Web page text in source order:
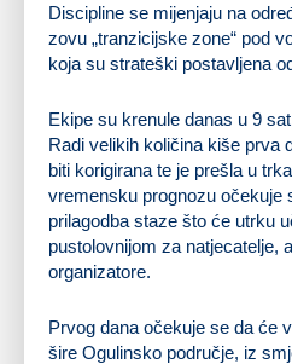
Discipline se mijenjaju na
zovu „tranzicijske zone“ pod
koja su strateški postavljena
Ekipe su krenule danas u 9
Radi velikih količina kiše prva
biti korigirana te je prešla u
vremensku prognozu očekuje
prilagodba staze što će utrku
pustolovnijom za natjecatelje,
organizatore.
Prvog dana očekuje se da će
šire Ogulinsko područje, iz